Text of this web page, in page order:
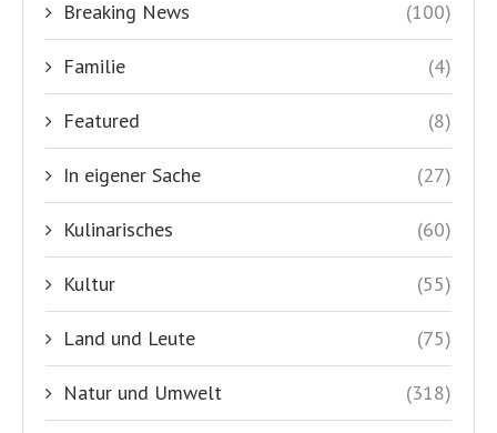
Breaking News (100)
Familie (4)
Featured (8)
In eigener Sache (27)
Kulinarisches (60)
Kultur (55)
Land und Leute (75)
Natur und Umwelt (318)